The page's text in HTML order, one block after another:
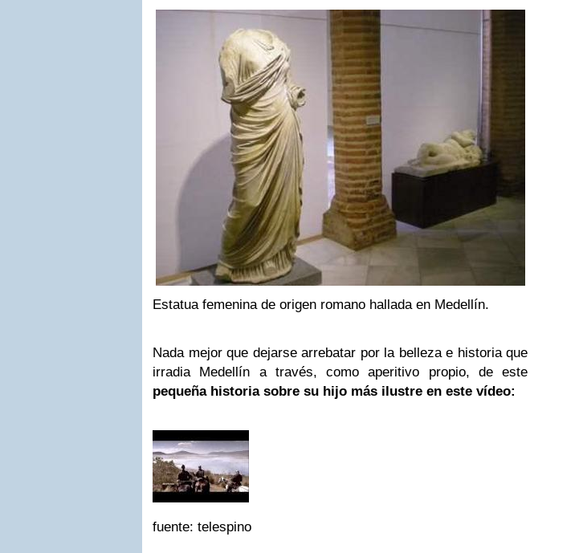
Estatua femenina de origen romano hallada en Medellín.
Nada mejor que dejarse arrebatar por la belleza e historia que
irradia Medellín a través, como aperitivo propio, de este
pequeña historia sobre su hijo más ilustre en este vídeo:
fuente: telespino